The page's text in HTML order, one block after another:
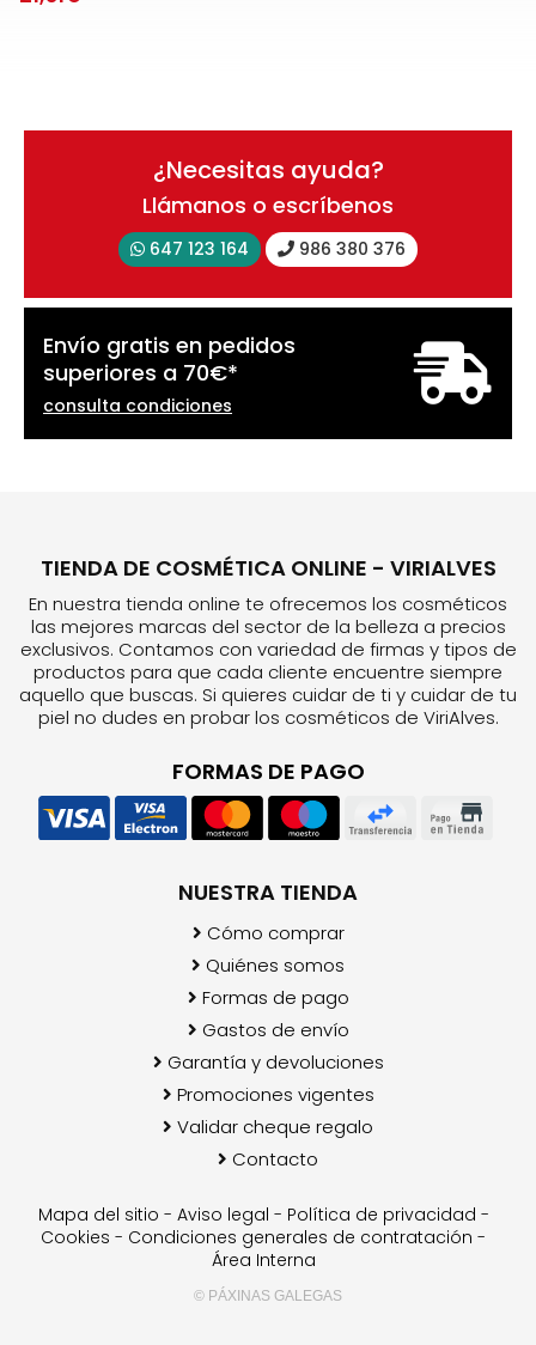
¿Necesitas ayuda?
Llámanos o escríbenos
647 123 164 986 380 376
Envío gratis en pedidos
superiores a 70€*
consulta condiciones
TIENDA DE COSMÉTICA ONLINE - VIRIALVES
En nuestra tienda online te ofrecemos los cosméticos
las mejores marcas del sector de la belleza a precios
exclusivos. Contamos con variedad de firmas y tipos de
productos para que cada cliente encuentre siempre
aquello que buscas. Si quieres cuidar de ti y cuidar de tu
piel no dudes en probar los cosméticos de ViriAlves.
FORMAS DE PAGO
NUESTRA TIENDA
Cómo comprar
Quiénes somos
Formas de pago
Gastos de envío
Garantía y devoluciones
Promociones vigentes
Validar cheque regalo
Contacto
Mapa del sitio - Aviso legal - Política de privacidad -
Cookies - Condiciones generales de contratación -
Área Interna
© PÁXINAS GALEGAS